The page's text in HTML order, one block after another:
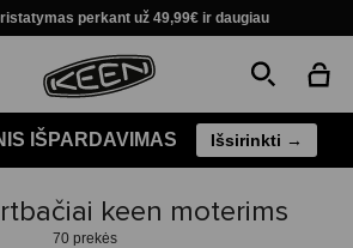
perkant už 49,99€ ir daugiau
IŠPARDAVIMAS Išsirinkti →
keen moterims
70 prekės